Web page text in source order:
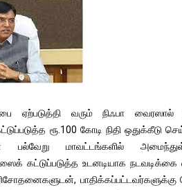
ஏற்படுத்தி வரும் நிஃபா வைரஸால்
ரூ.100 கோடி நிதி ஒதுக்கீடு
பல்வேறு மாவட்டங்களில்
கட்டுப்படுத்த உடனடியாக நடவடிக்கை
பாதிக்கப்பட்டவர்களுக்கு